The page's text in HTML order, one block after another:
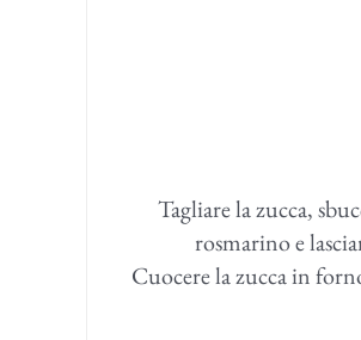
Tagliare la zucca,
rosmarino e
Cuocere la zucca in